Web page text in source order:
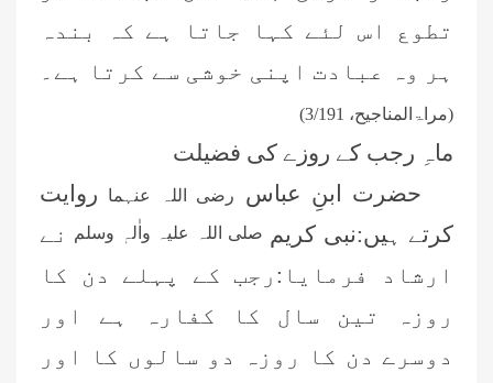
تطوع اس لئے کہا جاتا ہے کہ بندہ
ہر وہ عبادت اپنی خوشی سے کرتا ہے۔
(مراۃالمناجیح، 3/191)
ماہِ رجب کے روزے کی فضیلت
حضرت ابنِ عباس
رضی اللہ عنہما
روایت
کرتے ہیں:نبی کریم صلی اللہ علیہ واٰلہٖ وسلم
نے
ارشاد فرمایا:رجب کے پہلے دن کا
روزہ تین سال کا کفارہ ہے اور
دوسرے دن کا روزہ دو سالوں کا اور